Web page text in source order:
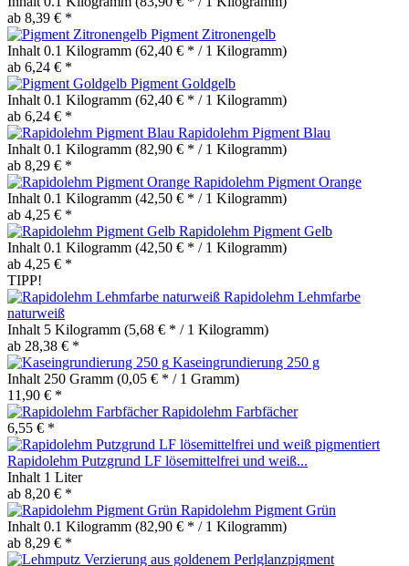
ab 8,39 € *
Pigment Zitronengelb
Inhalt 0.1 Kilogramm (62,40 € * / 1 Kilogramm)
ab 6,24 € *
Pigment Goldgelb
Inhalt 0.1 Kilogramm (62,40 € * / 1 Kilogramm)
ab 6,24 € *
Rapidolehm Pigment Blau
Inhalt 0.1 Kilogramm (82,90 € * / 1 Kilogramm)
ab 8,29 € *
Rapidolehm Pigment Orange
Inhalt 0.1 Kilogramm (42,50 € * / 1 Kilogramm)
ab 4,25 € *
Rapidolehm Pigment Gelb
Inhalt 0.1 Kilogramm (42,50 € * / 1 Kilogramm)
ab 4,25 € *
TIPP!
Rapidolehm Lehmfarbe
naturweiß
Inhalt 5 Kilogramm (5,68 € * / 1 Kilogramm)
ab 28,38 € *
Kaseingrundierung 250 g
Inhalt 250 Gramm (0,05 € * / 1 Gramm)
11,90 € *
Rapidolehm Farbfächer
6,55 € *
Rapidolehm Putzgrund LF lösemittelfrei und weiß...
Inhalt 1 Liter
ab 8,20 € *
Rapidolehm Pigment Grün
Inhalt 0.1 Kilogramm (82,90 € * / 1 Kilogramm)
ab 8,29 € *